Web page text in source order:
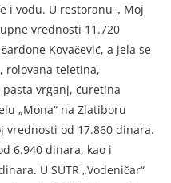
i vodu. U restoranu „ Moj
vrednosti 11.720
Kovačević, a jela se
rolovana teletina,
vrganj, ćuretina
„Mona“ na Zlatiboru
od 17.860 dinara.
6.940 dinara, kao i
U SUTR „Vodeničar“